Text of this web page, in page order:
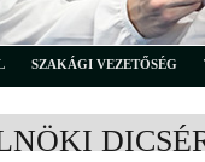
SZAKÁGI VEZETŐSÉG